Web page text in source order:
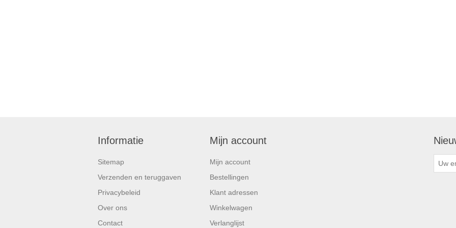
Informatie
Sitemap
Verzenden en teruggaven
Privacybeleid
Over ons
Contact
Mijn account
Mijn account
Bestellingen
Klant adressen
Winkelwagen
Verlanglijst